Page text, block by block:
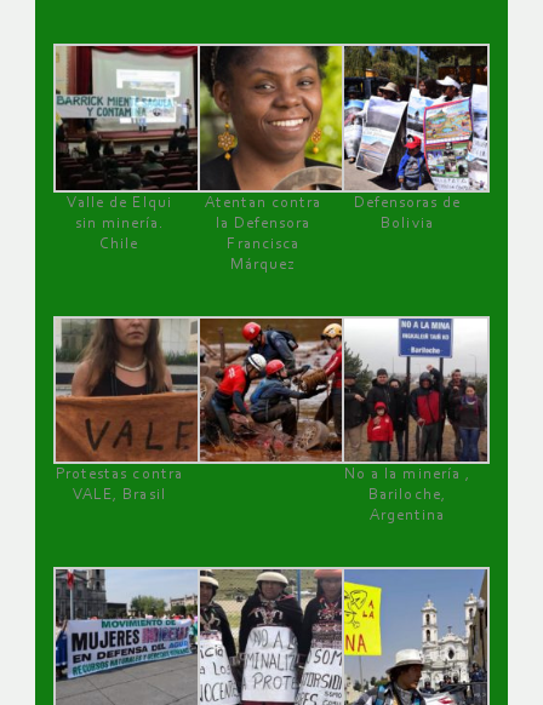
Valle de Elqui
sin minería.
Chile
Atentan contra
la Defensora
Francisca
Márquez
Defensoras de
Bolivia
Protestas contra
VALE, Brasil
No a la minería ,
Bariloche,
Argentina